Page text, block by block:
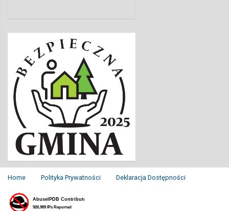
Home Polityka Prywatności Deklaracja Dostępności